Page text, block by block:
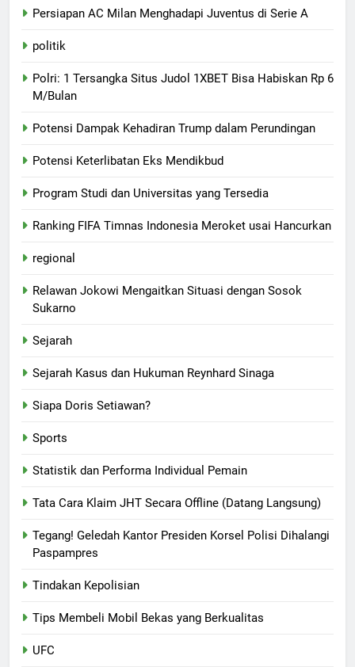
Persiapan AC Milan Menghadapi Juventus di Serie A
politik
Polri: 1 Tersangka Situs Judol 1XBET Bisa Habiskan Rp 6
M/Bulan
Potensi Dampak Kehadiran Trump dalam Perundingan
Potensi Keterlibatan Eks Mendikbud
Program Studi dan Universitas yang Tersedia
Ranking FIFA Timnas Indonesia Meroket usai Hancurkan
regional
Relawan Jokowi Mengaitkan Situasi dengan Sosok
Sukarno
Sejarah
Sejarah Kasus dan Hukuman Reynhard Sinaga
Siapa Doris Setiawan?
Sports
Statistik dan Performa Individual Pemain
Tata Cara Klaim JHT Secara Offline (Datang Langsung)
Tegang! Geledah Kantor Presiden Korsel Polisi Dihalangi
Paspampres
Tindakan Kepolisian
Tips Membeli Mobil Bekas yang Berkualitas
UFC